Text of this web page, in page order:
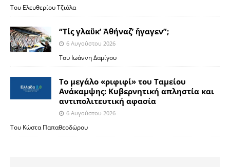
Του Ελευθερίου Τζιόλα
“Τίς γλαῦκ’ Ἀθήναζ’ ἤγαγεν”;
6 Αυγούστου 2026
Του Ιωάννη Δαμίγου
Το μεγάλο «ριφιφί» του Ταμείου
Ανάκαμψης: Κυβερνητική απληστία και
αντιπολιτευτική αφασία
6 Αυγούστου 2026
Του Κώστα Παπαθεοδώρου